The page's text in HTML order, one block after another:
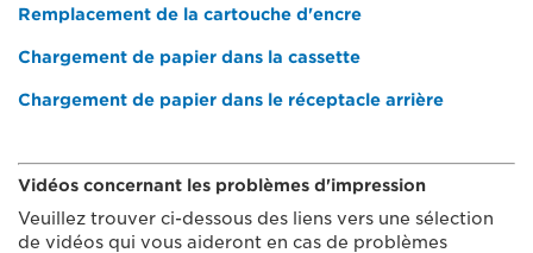
Remplacement de la cartouche d'encre
Chargement de papier dans la cassette
Chargement de papier dans le réceptacle arrière
Vidéos concernant les problèmes d'impression
Veuillez trouver ci-dessous des liens vers une sélection
de vidéos qui vous aideront en cas de problèmes